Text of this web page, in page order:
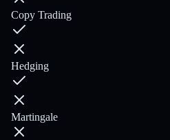
Copy Trading
Hedging
Martingale